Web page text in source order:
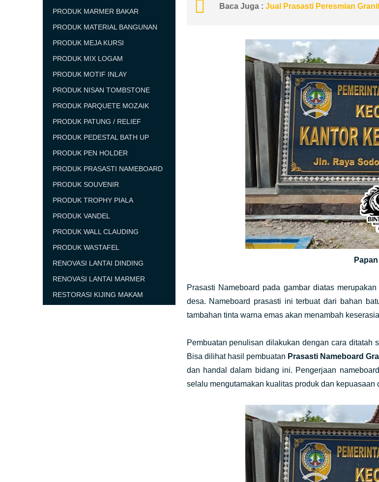
Baca Juga : Jual Prasasti Peresmian
Prasasti Nameboard pada gambar diatas
desa. Nameboard prasasti ini terbuat dari bahan
tambahan tinta warna emas akan menambah
Pembuatan penulisan dilakukan dengan cara ditatah
Bisa dilihat hasil pembuatan Prasasti Nameboard
dan handal dalam bidang ini. Pengerjaan
selalu mengutamakan kualitas produk dan
PRODUK MARMER BAKAR
PRODUK MATERIAL BANGUNAN
PRODUK MEJA KURSI
PRODUK MIX LOGAM
PRODUK MOTIF INLAY
PRODUK NISAN TOMBSTONE
PRODUK PARQUETE MOZAIK
PRODUK PATUNG / RELIEF
PRODUK PEDESTAL BATH UP
PRODUK PEN HOLDER
PRODUK PRASASTI NAMEBOARD
PRODUK SOUVENIR
PRODUK TROPHY PIALA
PRODUK VANDEL
PRODUK WALL CLAUDING
PRODUK WASTAFEL
RENOVASI LANTAI DINDING
RENOVASI LANTAI MARMER
RESTORASI KIJING MAKAM